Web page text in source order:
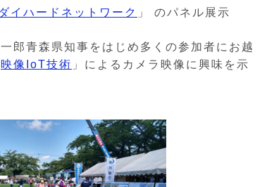
ダイハードネットワーク 」 のパネル展示
郎青森県知事をはじめ多くの参加者にお越
映像IoT技術 」によるカメラ映像に興味を示